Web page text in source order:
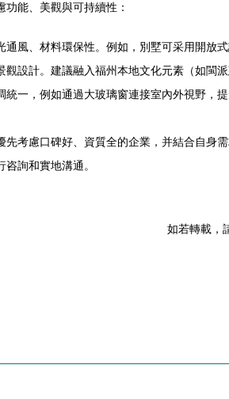
能、美觀與可持續性：
通風、材料環保性。例如，別墅可采用開放
觀設計。建議融入福州本地文化元素（如閩
統一，例如通過大玻璃窗連接室內外視野，提
先考慮口碑好、資質全的企業，并結合自身
詢和實地溝通。
如若轉載，